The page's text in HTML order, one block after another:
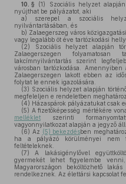
10. § (1)
Szociális helyzet
nyújthat be pályázatot, aki
a) szerepel a szociális
nyilvántartásában, és
b) Zalaegerszeg város
vagy legalább öt éve tartózkodási
(2) Szociális helyzet alapján
Zalaegerszegen
lakcímnyilvántartás szerint
városban tartózkodása.
Zalaegerszegen lakott ebben az
folytat le ennek igazolására.
(3) Szociális helyzet alapján
megfeleljen e rendeletben
(4) Házaspárok pályázatukat csak
(5) A fizetőképesség mértékére
melléklet szerinti
vagyonnyilatkozat alapján a jegyző
(6) Az (5) bekezdésben
ha a pályázó körülményei nem
feltételeknek.
(7) A lakásigénylővel
gyermekét lehet figyelembe
Magyarországon beköltözhető
rendelkeznek. Az élettársi kapcsolat